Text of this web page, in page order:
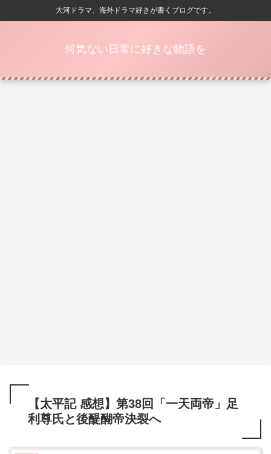
大河ドラマ、海外ドラマ好きが書くブログです。
何気ない日常に好きな物語を
【太平記 感想】第38回「一天両帝」足
利尊氏と後醍醐帝決裂へ